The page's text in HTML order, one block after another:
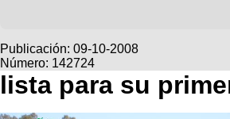
Viajes
Descenso
Buscar
Ultimos
Fotos
Bicicletas
Tandem
Videos
Cicloturismo
Publicación: 09-10-2008
Número: 142724
lista para su